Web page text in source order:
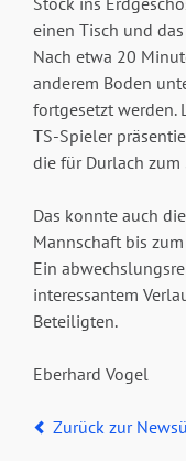
einen Tisch und
Nach etwa 20
anderem Boden
fortgesetzt werden.
TS-Spieler
die für Durlach
Das konnte auch
Mannschaft bis
Ein
interessantem
Beteiligten.
Eberhard Vogel
Zurück zur